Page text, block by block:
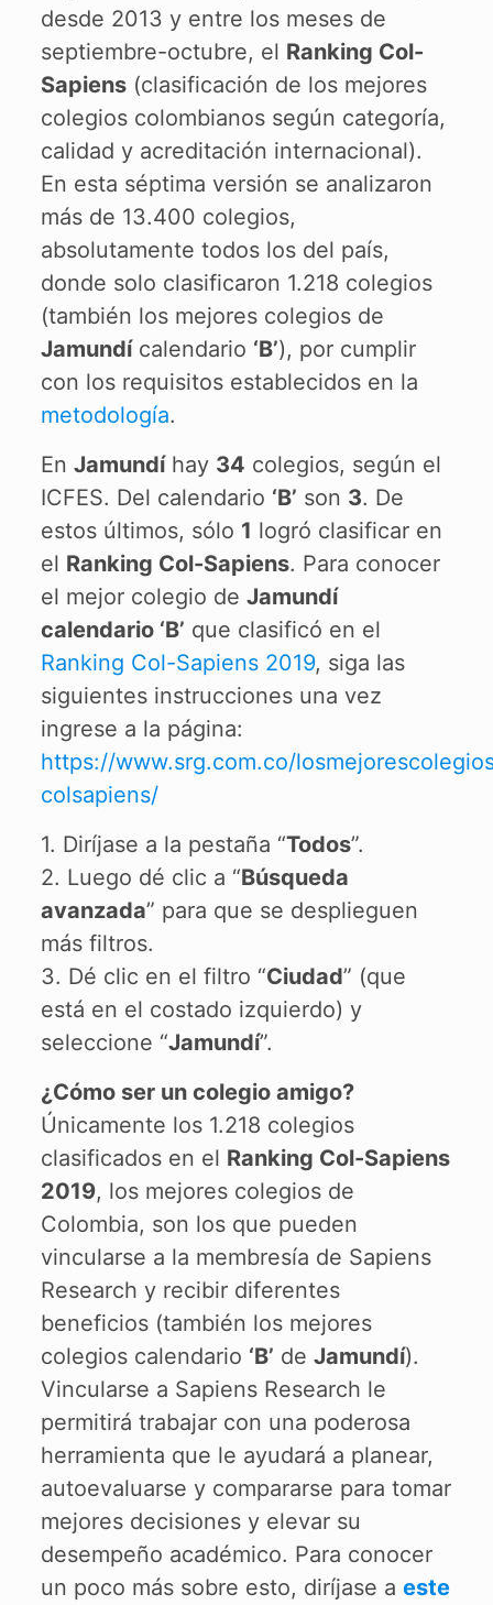
desde 2013 y entre los meses de
septiembre-octubre, el Ranking Col-
Sapiens(clasificación de los mejores
colegios colombianos según categoría,
calidad y acreditación internacional).
En esta séptima versión se analizaron
más de 13.400 colegios,
absolutamente todos los del país,
donde solo clasificaron 1.218 colegios
(también los mejores colegios de
Jamundícalendario ‘B’), por cumplir
con los requisitos establecidos en la
metodología.
En Jamundíhay 34 colegios, según el
ICFES. Del calendario ‘B’ son 3. De
estos últimos, sólo 1 logró clasificar en
el Ranking Col-Sapiens. Para conocer
el mejor colegio de Jamundí
calendario ‘B’ que clasificó en el
Ranking Col-Sapiens 2019, siga las
siguientes instrucciones una vez
ingrese a la página:
https://www.srg.com.co/
colsapiens/
1. Diríjase a la pestaña “Todos”.
2. Luego dé clic a “Búsqueda
avanzada” para que se desplieguen
más filtros.
3. Dé clic en el filtro “Ciudad” (que
está en el costado izquierdo) y
seleccione “Jamundí”.
¿Cómo ser un colegio amigo?
Únicamente los 1.218 colegios
clasificados en el Ranking Col-Sapiens
2019, los mejores colegios de
Colombia, son los que pueden
vincularse a la membresía de Sapiens
Research y recibir diferentes
beneficios (también los mejores
colegios calendario ‘B’ de Jamundí).
Vincularse a Sapiens Research le
permitirá trabajar con una poderosa
herramienta que le ayudará a planear,
autoevaluarse y compararse para tomar
mejores decisiones y elevar su
desempeño académico. Para conocer
un poco más sobre esto, diríjase a este